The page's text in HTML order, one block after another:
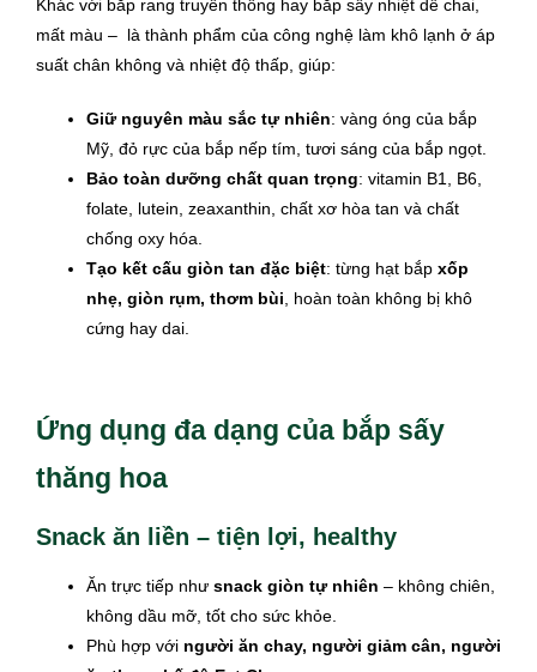
Khác với bắp rang truyền thống hay bắp sấy nhiệt dễ chai,
mất màu – là thành phẩm của công nghệ làm khô lạnh ở áp
suất chân không và nhiệt độ thấp, giúp:
Giữ nguyên màu sắc tự nhiên: vàng óng của bắp
Mỹ, đỏ rực của bắp nếp tím, tươi sáng của bắp ngọt.
Bảo toàn dưỡng chất quan trọng: vitamin B1, B6,
folate, lutein, zeaxanthin, chất xơ hòa tan và chất
chống oxy hóa.
Tạo kết cấu giòn tan đặc biệt: từng hạt bắp xốp
nhẹ, giòn rụm, thơm bùi , hoàn toàn không bị khô
cứng hay dai.
Ứng dụng đa dạng của bắp sấy
thăng hoa
Snack ăn liền – tiện lợi, healthy
Ăn trực tiếp như snack giòn tự nhiên – không chiên,
không dầu mỡ, tốt cho sức khỏe.
Phù hợp với người ăn chay, người giảm cân, người